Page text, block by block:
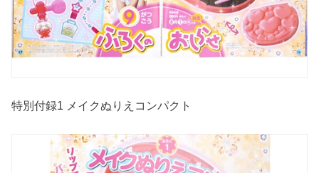
特別付録1 メイクぬりえコンパクト